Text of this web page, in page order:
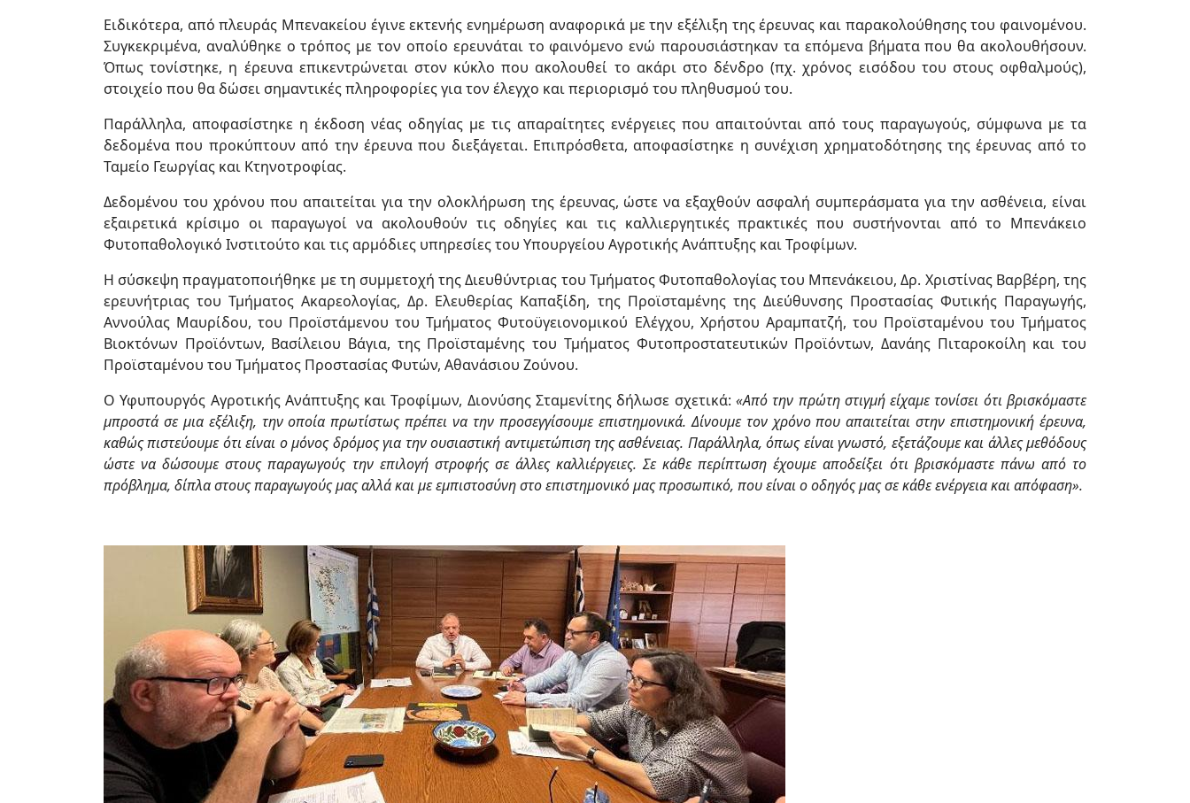
Ειδικότερα, από πλευράς Μπενακείου έγινε εκτενής ενημέρωση αναφορικά με την εξέλιξη της έρευνας και παρακολούθησης του φαινομένου.
Συγκεκριμένα, αναλύθηκε ο τρόπος με τον οποίο ερευνάται το φαινόμενο ενώ παρουσιάστηκαν τα επόμενα βήματα που θα ακολουθήσουν.
Όπως τονίστηκε, η έρευνα επικεντρώνεται στον κύκλο που ακολουθεί το ακάρι στο δένδρο (πχ. χρόνος εισόδου του στους οφθαλμούς),
στοιχείο που θα δώσει σημαντικές πληροφορίες για τον έλεγχο και περιορισμό του πληθυσμού του.
Παράλληλα, αποφασίστηκε η έκδοση νέας οδηγίας με τις απαραίτητες ενέργειες που απαιτούνται από τους παραγωγούς, σύμφωνα με τα
δεδομένα που προκύπτουν από την έρευνα που διεξάγεται. Επιπρόσθετα, αποφασίστηκε η συνέχιση χρηματοδότησης της έρευνας από το
Ταμείο Γεωργίας και Κτηνοτροφίας.
Δεδομένου του χρόνου που απαιτείται για την ολοκλήρωση της έρευνας, ώστε να εξαχθούν ασφαλή συμπεράσματα για την ασθένεια, είναι
εξαιρετικά κρίσιμο οι παραγωγοί να ακολουθούν τις οδηγίες και τις καλλιεργητικές πρακτικές που συστήνονται από το Μπενάκειο
Φυτοπαθολογικό Ινστιτούτο και τις αρμόδιες υπηρεσίες του Υπουργείου Αγροτικής Ανάπτυξης και Τροφίμων.
Η σύσκεψη πραγματοποιήθηκε με τη συμμετοχή της Διευθύντριας του Τμήματος Φυτοπαθολογίας του Μπενάκειου, Δρ. Χριστίνας Βαρβέρη, της
ερευνήτριας του Τμήματος Ακαρεολογίας, Δρ. Ελευθερίας Καπαξίδη, της Προϊσταμένης της Διεύθυνσης Προστασίας Φυτικής Παραγωγής,
Αννούλας Μαυρίδου, του Προϊστάμενου του Τμήματος Φυτοϋγειονομικού Ελέγχου, Χρήστου Αραμπατζή, του Προϊσταμένου του Τμήματος
Βιοκτόνων Προϊόντων, Βασίλειου Βάγια, της Προϊσταμένης του Τμήματος Φυτοπροστατευτικών Προϊόντων, Δανάης Πιταροκοίλη και του
Προϊσταμένου του Τμήματος Προστασίας Φυτών, Αθανάσιου Ζούνου.
Ο Υφυπουργός Αγροτικής Ανάπτυξης και Τροφίμων, Διονύσης Σταμενίτης δήλωσε σχετικά: «Από την πρώτη στιγμή είχαμε τονίσει ότι βρισκόμαστε
μπροστά σε μια εξέλιξη, την οποία πρωτίστως πρέπει να την προσεγγίσουμε επιστημονικά. Δίνουμε τον χρόνο που απαιτείται στην επιστημονική έρευνα,
καθώς πιστεύουμε ότι είναι ο μόνος δρόμος για την ουσιαστική αντιμετώπιση της ασθένειας. Παράλληλα, όπως είναι γνωστό, εξετάζουμε και άλλες μεθόδους
ώστε να δώσουμε στους παραγωγούς την επιλογή στροφής σε άλλες καλλιέργειες. Σε κάθε περίπτωση έχουμε αποδείξει ότι βρισκόμαστε πάνω από το
πρόβλημα, δίπλα στους παραγωγούς μας αλλά και με εμπιστοσύνη στο επιστημονικό μας προσωπικό, που είναι ο οδηγός μας σε κάθε ενέργεια και απόφαση».